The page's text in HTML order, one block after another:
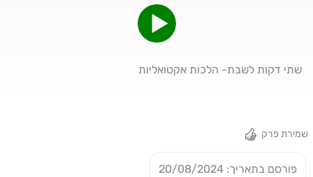
שתי דקות לשבת- הלכות אקטואליות
שמירת פרק
פורסם בתאריך: 20/08/2024